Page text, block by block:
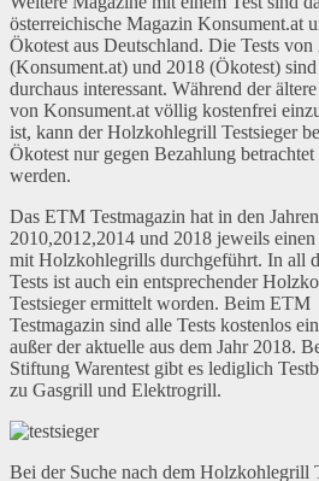
österreichische Magazin Konsument.at
Ökotest aus Deutschland. Die Tests von
(Konsument.at) und 2018 (Ökotest) sind
durchaus interessant. Während der
von Konsument.at völlig kostenfrei
ist, kann der Holzkohlegrill Testsieger
Ökotest nur gegen Bezahlung betrachtet
werden.
Das ETM Testmagazin hat in den Jahren
2010,2012,2014 und 2018 jeweils einen
mit Holzkohlegrills durchgeführt. In all
Tests ist auch ein entsprechender
Testsieger ermittelt worden. Beim ETM
Testmagazin sind alle Tests kostenlos
außer der aktuelle aus dem Jahr 2018.
Stiftung Warentest gibt es lediglich
zu Gasgrill und Elektrogrill.
Bei der Suche nach dem Holzkohlegrill